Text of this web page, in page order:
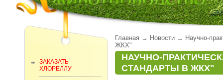
ЗАКАЗАТЬ
ХЛОРЕЛЛУ
Главная → Новости → Научно-
ЖКХ"
НАУЧНО-
СТАНДАРТЫ В ЖКХ"